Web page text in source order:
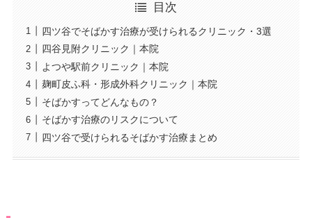
目次
四ツ谷でそばかす治療が受けられるクリニック・3選
四谷見附クリニック｜本院
よつや駅前クリニック｜本院
麹町皮ふ科・形成外科クリニック｜本院
そばかすってどんなもの？
そばかす治療のリスクについて
四ツ谷で受けられるそばかす治療まとめ